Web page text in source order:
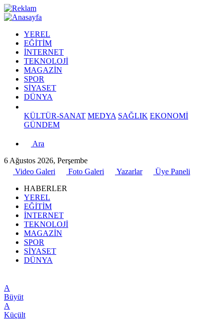
YEREL
EĞİTİM
İNTERNET
TEKNOLOJİ
MAGAZİN
SPOR
SİYASET
DÜNYA
KÜLTÜR-SANAT MEDYA SAĞLIK EKONOMİ
GÜNDEM
Ara
6 Ağustos 2026, Perşembe
Video Galeri
Foto Galeri Yazarlar
Üye Paneli
HABERLER
YEREL
EĞİTİM
İNTERNET
TEKNOLOJİ
MAGAZİN
SPOR
SİYASET
DÜNYA
A
Büyüt
A
Küçült